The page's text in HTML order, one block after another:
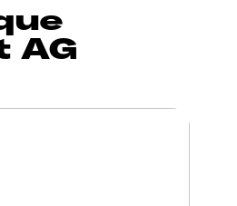
AG